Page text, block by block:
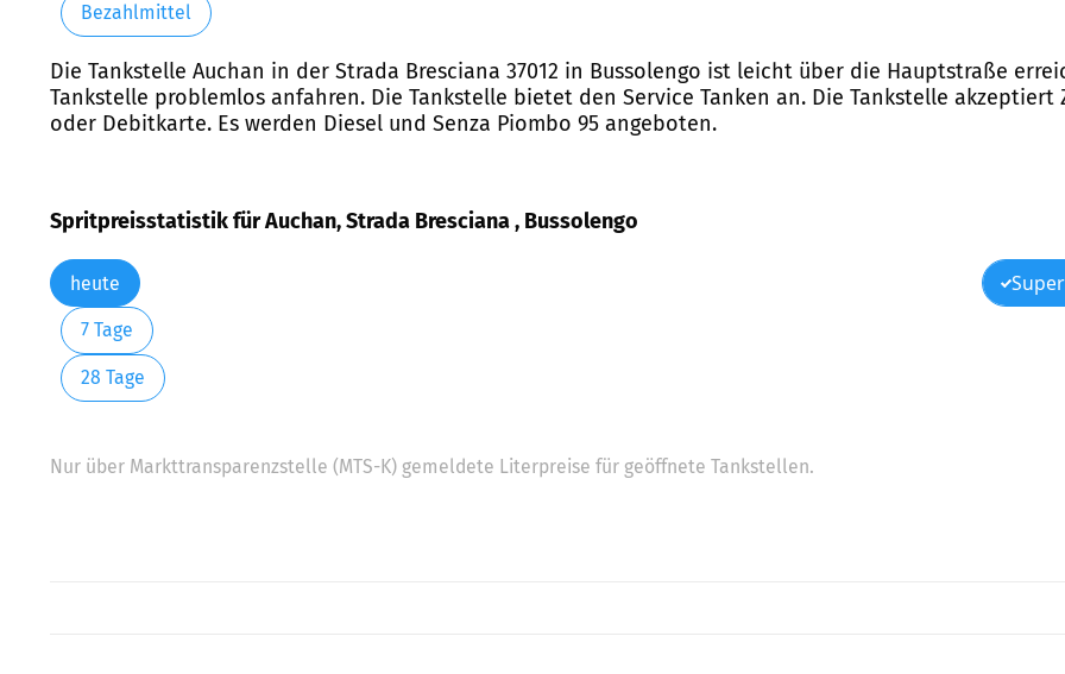
Bezahlmittel
Die Tankstelle Auchan in der Strada Bresciana 37012 in Bussolengo ist leicht über die Hauptstraße
Tankstelle problemlos anfahren. Die Tankstelle bietet den Service Tanken an. Die Tankstelle
oder Debitkarte. Es werden Diesel und Senza Piombo 95 angeboten.
Spritpreisstatistik für Auchan, Strada Bresciana , Bussolengo
heute
7 Tage
28 Tage
Nur über Markttransparenzstelle (MTS-K) gemeldete Literpreise für geöffnete Tankstellen.